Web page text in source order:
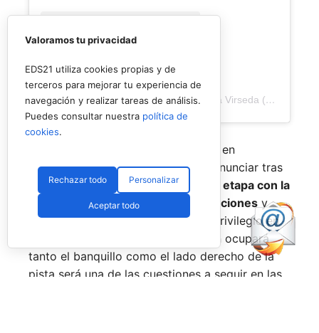
Una publicación compartida de Veronica Virseda (@verovirseda)
Con el mercado de parejas todavía en
movimiento y varios cambios por anunciar tras
el verano,Virseda inicia una nueva etapa con la
mirada puesta en recuperar sensaciones y
volver a pelear por posiciones de privilegio en
el circuito. La incógnita sobre quién ocupará
tanto el banquillo como el lado derecho de la
pista será una de las cuestiones a seguir en las
Valoramos tu privacidad
EDS21 utiliza cookies propias y de
terceros para mejorar tu experiencia de
navegación y realizar tareas de análisis.
Puedes consultar nuestra política de
cookies.
Rechazar todo Personalizar
Aceptar todo